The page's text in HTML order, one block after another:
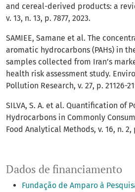
Dados de financiamento
Fundação de Amparo à
and cereal-derived products: a
v. 13, n. 13, p. 7877, 2023.
SAMIEE, Samane et al. The
aromatic hydrocarbons (PAHs) in
samples collected from Iran’s
health risk assessment study.
Pollution Research, v. 27, p. 21126-
SILVA, S. A. et al. Quantification of
Hydrocarbons in Commonly
Food Analytical Methods, v. 16, n. 2,